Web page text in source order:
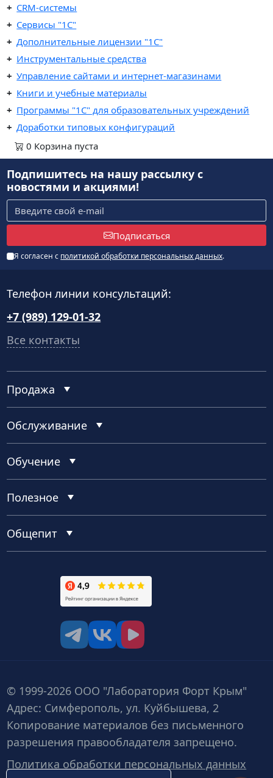
CRM-системы
Сервисы "1С"
Дополнительные лицензии "1С"
Инструментальные средства
Управление сайтами и интернет-магазинами
Книги и учебные материалы
Программы "1С" для образовательных учреждений
Доработки типовых конфигураций
0 Корзина пуста
Подпишитесь на нашу рассылкус
новостями и акциями!
Подписаться
Я согласен с политикой обработки персональных данных.
Телефон линии консультаций:
+7 (989) 129-01-32
Все контакты
Продажа
Обслуживание
Обучение
Полезное
Общепит
© 1999-2026 ООО "Лаборатория Форт Крым"
Адрес: Симферополь, ул. Куйбышева, 2
Копирование материалов без письменного
разрешения правообладателя запрещено.
Политика обработки персональных данных